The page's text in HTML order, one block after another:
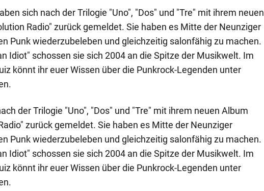
sich nach der Trilogie "Uno", "Dos" und "Tre" mit ihrem neuen
Radio" zurück gemeldet. Sie haben es Mitte der Neunziger
Punk wiederzubeleben und gleichzeitig salonfähig zu machen.
Idiot" schossen sie sich 2004 an die Spitze der Musikwelt. Im
könnt ihr euer Wissen über die Punkrock-Legenden unter
der Trilogie "Uno", "Dos" und "Tre" mit ihrem neuen Album
zurück gemeldet. Sie haben es Mitte der Neunziger
Punk wiederzubeleben und gleichzeitig salonfähig zu machen.
Idiot" schossen sie sich 2004 an die Spitze der Musikwelt. Im
könnt ihr euer Wissen über die Punkrock-Legenden unter